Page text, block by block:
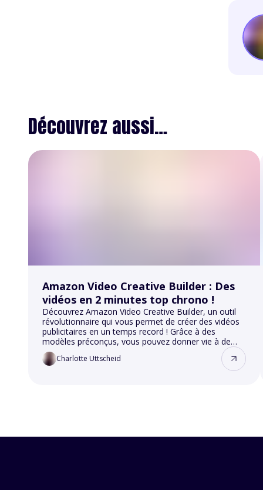
Découvrez aussi…
Amazon Video Creative Builder : Des
vidéos en 2 minutes top chrono !
Découvrez Amazon Video Creative Builder, un outil
révolutionnaire qui vous permet de créer des vidéos
publicitaires en un temps record ! Grâce à des
modèles préconçus, vous pouvez donner vie à de
courtes vidéos pour promouvoir votre marque et vos
produits sur Amazon.
Charlotte Uttscheid